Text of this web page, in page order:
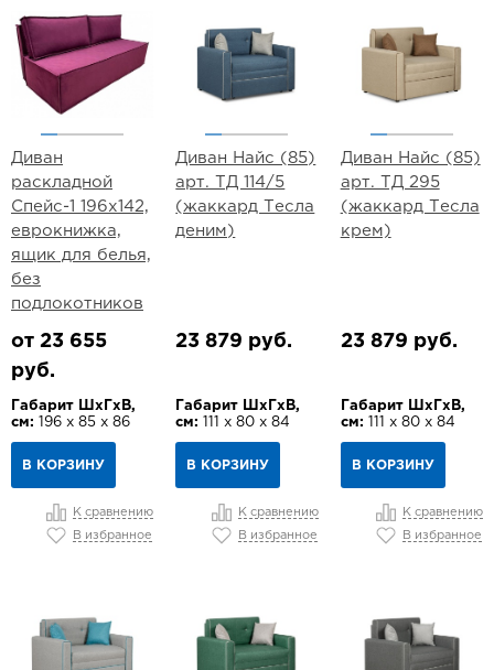
Диван
раскладной
Спейс-1 196х142,
еврокнижка,
ящик для белья,
без
подлокотников
от 23 655
руб.
Габарит ШхГхВ,
см: 196 х 85 х 86
В КОРЗИНУ
К сравнению
В избранное
Диван Найс (85)
арт. ТД 114/5
(жаккард Тесла
деним)
23 879 руб.
Габарит ШхГхВ,
см:
111 х 80 х 84
В КОРЗИНУ
К сравнению
В избранное
Диван Найс (85)
арт. ТД 295
(жаккард Тесла
крем)
23 879 руб.
Габарит ШхГхВ,
см: 111 х 80 х 84
В КОРЗИНУ
К сравнению
В избранное